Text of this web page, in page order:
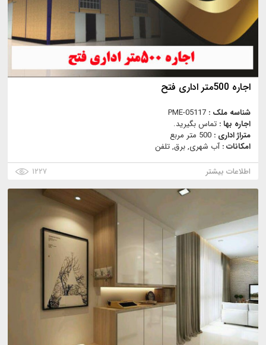
اجاره 500متر اداری فتح
شناسه ملک : PME-05117
اجاره بها : تماس بگیرید.
متراژ اداری : 500 متر مربع
امکانات :آب شهری, برق, تلفن
اطلاعات بیشتر
۱۲۲۷